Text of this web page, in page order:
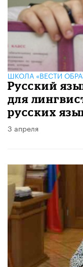
ШКОЛА «ВЕСТИ
Русский
для
русских
3 апреля